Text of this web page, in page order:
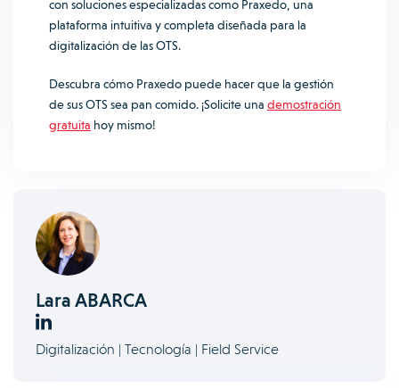
con soluciones especializadas como Praxedo, una
plataforma intuitiva y completa diseñada para la
digitalización de las OTS.
Descubra cómo Praxedo puede hacer que la gestión
de sus OTS sea pan comido. ¡Solicite una demostración
gratuita hoy mismo!
Lara ABARCA
Digitalización | Tecnología | Field Service